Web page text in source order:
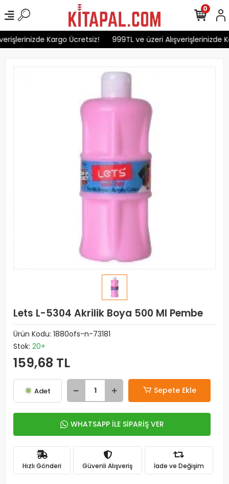
Kargo Ücretsiz! 999TL ve üzeri Alışverişlerinizde
0
Lets L-5304 Akrilik Boya 500 Ml Pembe
Ürün Kodu: 1880ofs-n-73181
Stok: 20+
159,68 TL
Adet Sepete Ekle
WHATSAPP İLE SİPARİŞ VER
Hızlı Gönderi Güvenli Alışveriş İade ve Değişim